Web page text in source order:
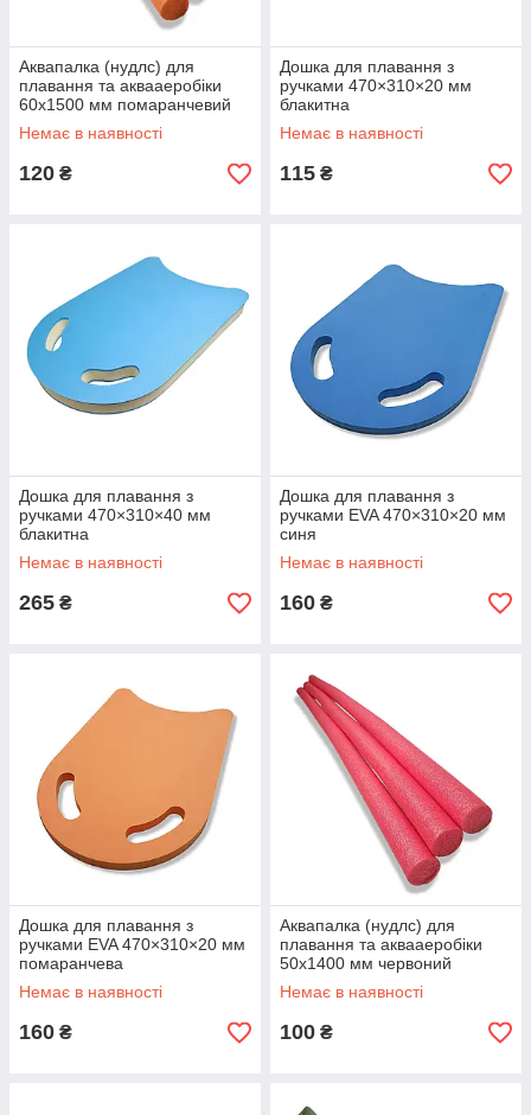
Аквапалка (нудлс) для
плавання та аквааеробіки
60х1500 мм помаранчевий
Немає в наявності
120 ₴
Дошка для плавання з
ручками 470×310×20 мм
блакитна
Немає в наявності
115 ₴
Дошка для плавання з
ручками 470×310×40 мм
блакитна
Немає в наявності
265 ₴
Дошка для плавання з
ручками EVA 470×310×20 мм
синя
Немає в наявності
160 ₴
Дошка для плавання з
ручками EVA 470×310×20 мм
помаранчева
Немає в наявності
160 ₴
Аквапалка (нудлс) для
плавання та аквааеробіки
50х1400 мм червоний
Немає в наявності
100 ₴